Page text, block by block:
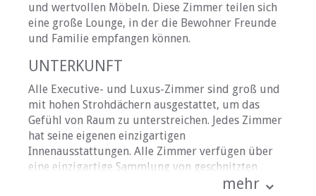
und wertvollen Möbeln. Diese Zimmer teilen sich
eine große Lounge, in der die Bewohner Freunde
und Familie empfangen können.
UNTERKUNFT
Alle Executive- und Luxus-Zimmer sind groß und
mit hohen Strohdächern ausgestattet, um das
Gefühl von Raum zu unterstreichen. Jedes Zimmer
hat seine eigenen einzigartigen
Innenausstattungen. Alle Zimmer verfügen über
eine einzigartige Sammlung von geschnitzten
Glasmöbeln und Spiegeln. Die Executive-Zimmer
mehr